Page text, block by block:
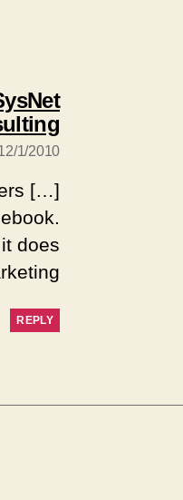
12/1/2010 בשעה
does
[…]
REPLY